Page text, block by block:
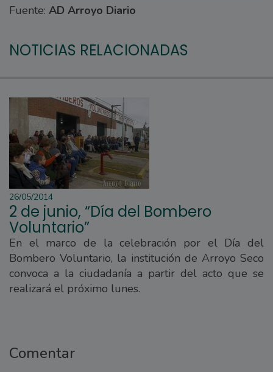
Fuente: AD Arroyo Diario
NOTICIAS RELACIONADAS
26/05/2014
2 de junio, “Día del Bombero
Voluntario”
En el marco de la celebración por el Día del
Bombero Voluntario, la institución de Arroyo Seco
convoca a la ciudadanía a partir del acto que se
realizará el próximo lunes.
Comentar